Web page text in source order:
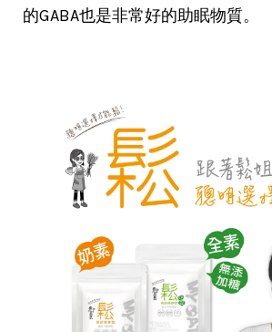
的GABA也是非常好的助眠物質。